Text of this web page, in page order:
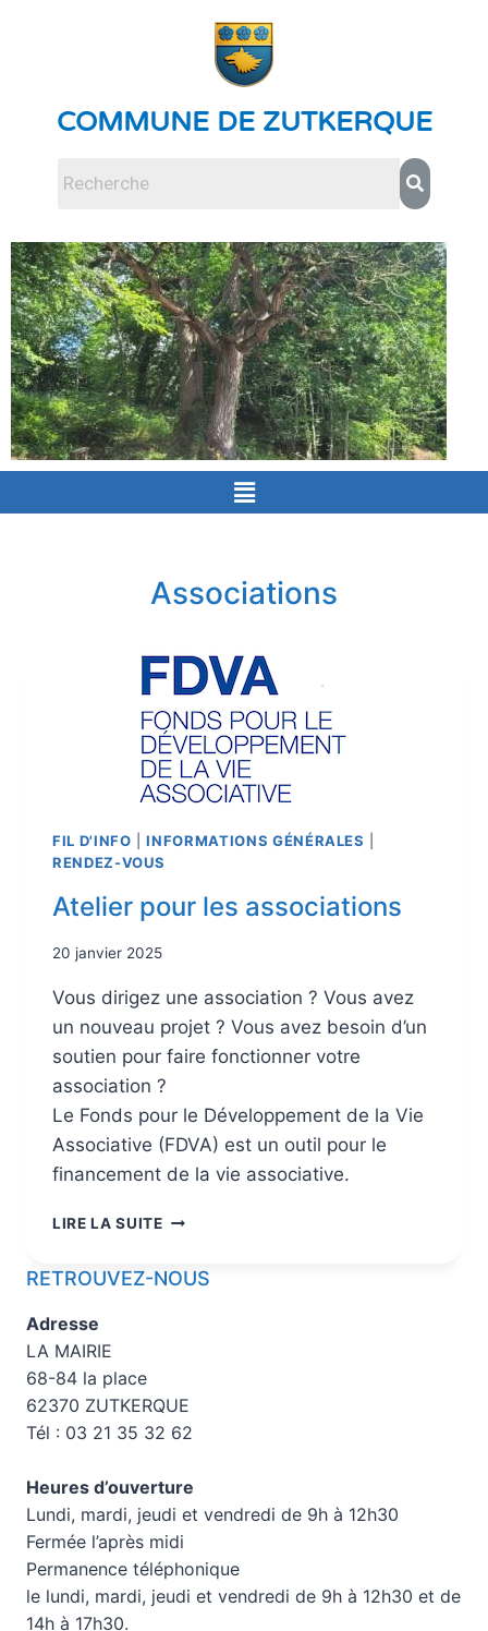
COMMUNE DE ZUTKERQUE
Associations
FIL D'INFO |INFORMATIONS GÉNÉRALES
RENDEZ-VOUS
Atelier pour les associations
20 janvier 2025
Vous dirigez une association ? Vous avez
un nouveau projet ? Vous avez besoin d’un
soutien pour faire fonctionner votre
association ?
Le Fonds pour le Développement de la Vie
Associative (FDVA) est un outil pour le
financement de la vie associative.
LIRE LA SUITE
RETROUVEZ-NOUS
Adresse
LA MAIRIE
68-84 la place
62370 ZUTKERQUE
Tél : 03 21 35 32 62
Heures d’ouverture
Lundi, mardi, jeudi et vendredi de 9h à 12h30
Fermée l’après midi
Permanence téléphonique
le lundi, mardi, jeudi et vendredi de 9h à 12h30 et de
14h à 17h30.